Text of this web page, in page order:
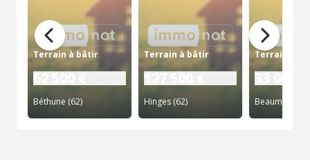
Terrain à bâtir
62 500 €
Béthune (62)
Terrain à bâtir
127 500 €
Hinges (62)
Terrain à
33 000 €